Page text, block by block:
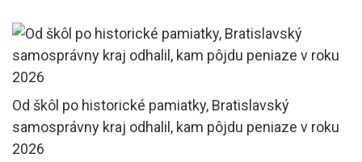
Od škôl po historické pamiatky, Bratislavský
samosprávny kraj odhalil, kam pôjdu peniaze v roku
2026